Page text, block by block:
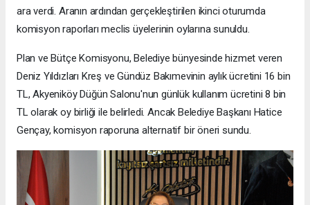
ara verdi. Aranın ardından gerçekleştirilen ikinci oturumda
komisyon raporları meclis üyelerinin oylarına sunuldu.
Plan ve Bütçe Komisyonu, Belediye bünyesinde hizmet veren
Deniz Yıldızları Kreş ve Gündüz Bakımevinin aylık ücretini 16 bin
TL, Akyeniköy Düğün Salonu'nun günlük kullanım ücretini 8 bin
TL olarak oy birliği ile belirledi. Ancak Belediye Başkanı Hatice
Gençay, komisyon raporuna alternatif bir öneri sundu.